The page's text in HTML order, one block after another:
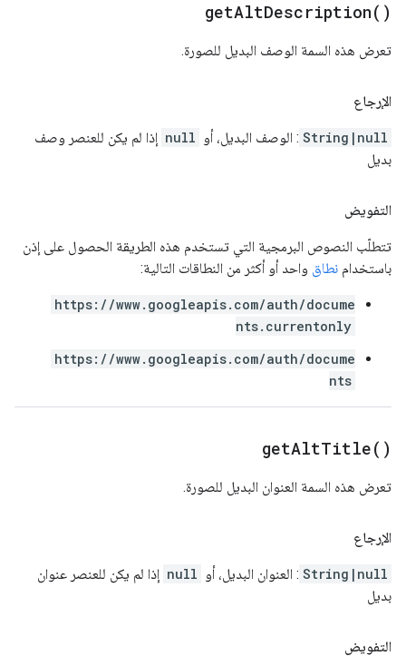
getAltDescription( )
تعرض هذه السمة الوصف البديل للصورة.
الإرجاع
String|null : الوصف البديل، أو null إذا لم يكن للعنصر وصف
بديل
التفويض
تتطلّب النصوص البرمجية التي تستخدم هذه الطريقة الحصول على إذن
باستخدام نطاق واحد أو أكثر من النطاقات التالية:
https://www.googleapis.com/auth/docume
nts.currentonly
https://www.googleapis.com/auth/docume
nts
getAltTitle( )
تعرض هذه السمة العنوان البديل للصورة.
الإرجاع
String|null : العنوان البديل، أو null إذا لم يكن للعنصر عنوان
بديل
التفويض